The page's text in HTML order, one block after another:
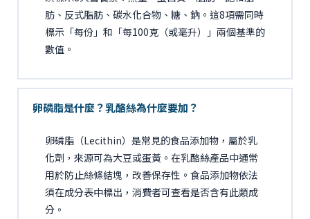
肪、反式脂肪、碳水化合物、糖、鈉。這8項需同時
標示「每份」和「每100克（或毫升）」兩個基準的
數值。
卵磷脂是什麼？乳酪絲為什麼要加？
卵磷脂（Lecithin）是常見的食品添加物，屬於乳
化劑，來源可為大豆或蛋黃。在乳酪絲產品中通常
用於防止絲條結塊，改善保存性。食品添加物依法
須在成分表中標出，消費者可查看是否含有此類成
分。